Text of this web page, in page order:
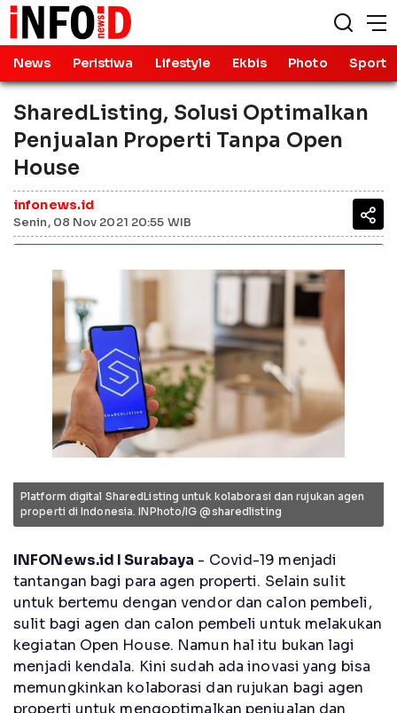
News Peristiwa Lifestyle Ekbis Photo Sport
SharedListing, Solusi Optimalkan
Penjualan Properti Tanpa Open
House
infonews.id
Senin, 08 Nov 2021 20:55 WIB
Platform digital SharedListing untuk kolaborasi dan rujukan agen
properti di Indonesia. INPhoto/IG @sharedlisting
INFONews.id I Surabaya - Covid-19 menjadi
tantangan bagi para agen properti. Selain sulit
untuk bertemu dengan vendor dan calon pembeli,
sulit bagi agen dan calon pembeli untuk melakukan
kegiatan Open House. Namun hal itu bukan lagi
menjadi kendala. Kini sudah ada inovasi yang bisa
memungkinkan kolaborasi dan rujukan bagi agen
properti untuk mengoptimalkan penjualan dan